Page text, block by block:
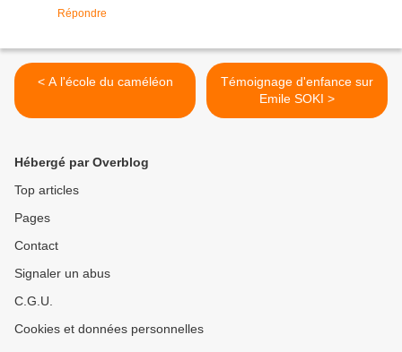
Répondre
< A l'école du caméléon
Témoignage d'enfance sur
Emile SOKI >
Hébergé par Overblog
Top articles
Pages
Contact
Signaler un abus
C.G.U.
Cookies et données personnelles